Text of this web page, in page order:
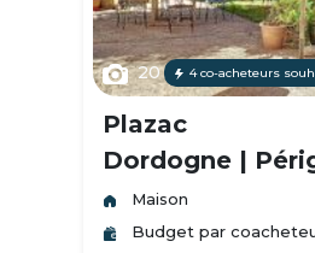
20 4 co-acheteurs
Plazac
Dordogne |
Maison
Budget par